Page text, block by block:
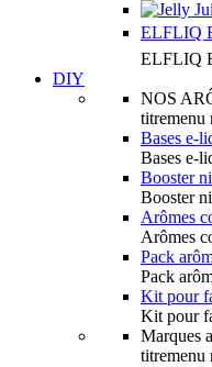
ELFLIQ
ELFLIQ
DIY
NOS
titremenu
Bases e-
Bases e-
Booster
Booster
Arômes
Arômes
Pack
Pack
Kit pour
Kit pour
Marques
titremenu